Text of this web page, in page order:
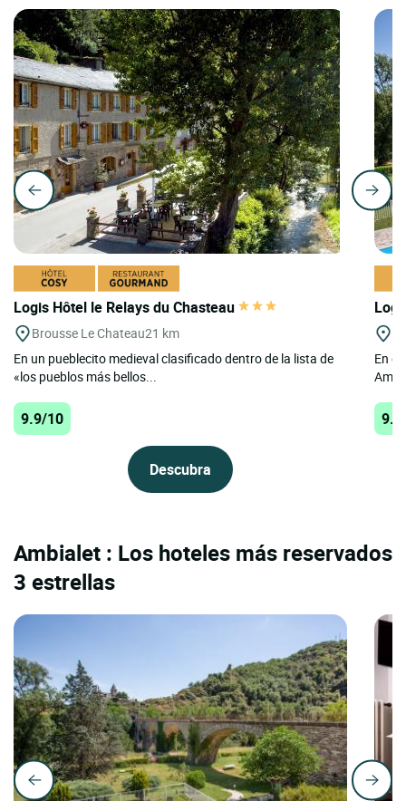
Logis Hôtel le Relays du Chasteau
Brousse Le Chateau21 km
En un pueblecito medieval clasificado dentro de la lista de
«los pueblos más bellos...
9.9/10
Descubra
En el
Ambialet : Los hoteles más reservados
3 estrellas